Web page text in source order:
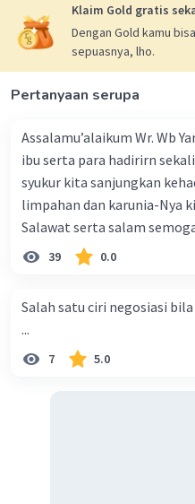
Klaim Gold gratis
Dengan Gold kamu
sepuasnya, lho.
Pertanyaan serupa
Assalamu’alaikum Wr. Wb
ibu serta para hadirirn
syukur kita sanjungkan
limpahan dan karunia-Nya
Salawat serta salam
junjungan Nabi besar
menyiarkan agama yang
ke dalam umat-Nya yang
Hadirin sekalian yang
sekali jiwa sosial untuk
39 0.0
Salah satu ciri negosiasi
...
7 5.0